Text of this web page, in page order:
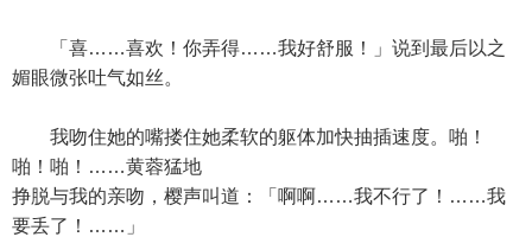
「喜……喜欢！你弄得……我好舒服！」说到最后以之
媚眼微张吐气如丝。
我吻住她的嘴搂住她柔软的躯体加快抽插速度。啪！
啪！啪！……黄蓉猛地
挣脱与我的亲吻，樱声叫道：「啊啊……我不行了！……我
要丢了！……」